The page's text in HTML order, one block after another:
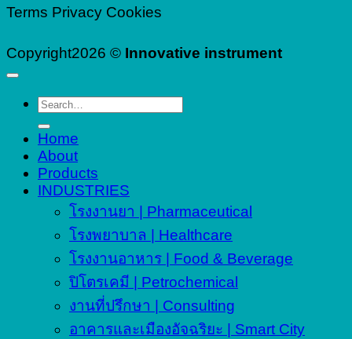
Terms Privacy Cookies
Copyright2026 © Innovative instrument
Search
Home
About
Products
INDUSTRIES
โรงงานยา | Pharmaceutical
โรงพยาบาล | Healthcare
โรงงานอาหาร | Food & Beverage
ปิโตรเคมี | Petrochemical
งานที่ปรึกษา | Consulting
อาคารและเมืองอัจฉริยะ | Smart City